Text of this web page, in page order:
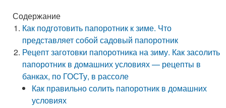
Содержание
Как подготовить папоротник к зиме. Что
представляет собой садовый папоротник
Рецепт заготовки папоротника на зиму. Как засолить
папоротник в домашних условиях — рецепты в
банках, по ГОСТу, в рассоле
Как правильно солить папоротник в домашних
условиях